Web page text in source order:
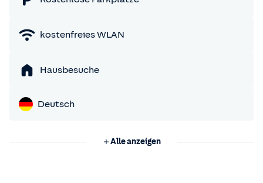
kostenfreies WLAN
Hausbesuche
Deutsch
Alle anzeigen